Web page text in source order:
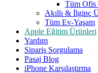
Tüm Ofis
Akıllı & İlginç
Tüm Ev-Yaşam
Apple Eğitim Ürünleri
Yardım
Sipariş Sorgulama
Pasaj Blog
iPhone Karşılaştırma